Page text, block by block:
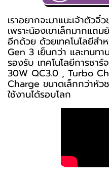
เราอยากจะมาแนะเจ้าตัว
เพราะน้องเขาเล็กมากแ
อีกด้วย ด้วยเทคโนโลยีสำ
Gen 3 เย็นกว่า และทนทา
รองรับ เทคโนโลยีการชา
30W QC3.0 , Turbo
Charge ขนาดเล็กกว่าหั
ใช้งานได้รอบโลก